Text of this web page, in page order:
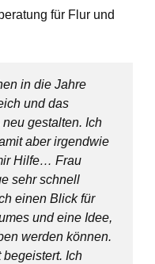
für Flur und
in die Jahre
und das
gestalten. Ich
aber irgendwie
Hilfe… Frau
sehr schnell
einen Blick für
und eine Idee,
werden können.
begeistert. Ich